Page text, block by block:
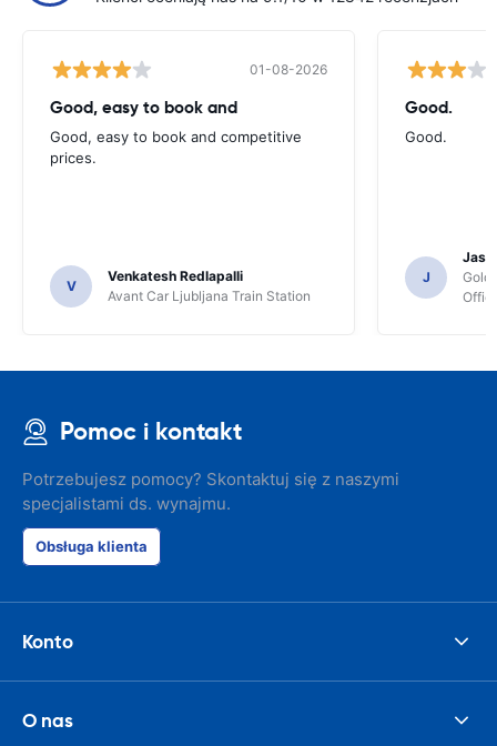
01-08-2026
Good, easy to book and
Good, easy to book and competitive
prices.
V
Venkatesh Redlapalli
Avant Car Ljubljana Train Station
Good.
Good.
J
Pomoc i kontakt
Potrzebujesz pomocy? Skontaktuj się z naszymi
specjalistami ds. wynajmu.
Obsługa klienta
Konto
O nas